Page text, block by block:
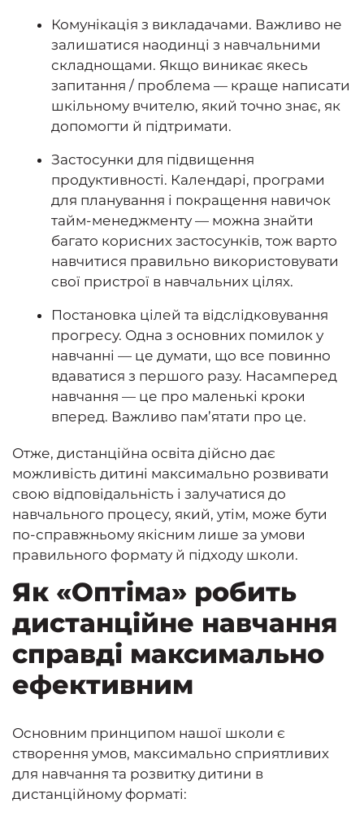
Комунікація з викладачами. Важливо не
залишатися наодинці з навчальними
складнощами. Якщо виникає якесь
запитання / проблема — краще написати
шкільному вчителю, який точно знає, як
допомогти й підтримати.
Застосунки для підвищення
продуктивності. Календарі, програми
для планування і покращення навичок
тайм-менеджменту — можна знайти
багато корисних застосунків, тож варто
навчитися правильно використовувати
свої пристрої в навчальних цілях.
Постановка цілей та відслідковування
прогресу. Одна з основних помилок у
навчанні — це думати, що все повинно
вдаватися з першого разу. Насамперед
навчання — це про маленькі кроки
вперед. Важливо пам’ятати про це.
Отже, дистанційна освіта дійсно дає
можливість дитині максимально розвивати
свою відповідальність і залучатися до
навчального процесу, який, утім, може бути
по-справжньому якісним лише за умови
правильного формату й підходу школи.
Як «Оптіма» робить
дистанційне навчання
справді максимально
ефективним
Основним принципом нашої школи є
створення умов, максимально сприятливих
для навчання та розвитку дитини в
дистанційному форматі: